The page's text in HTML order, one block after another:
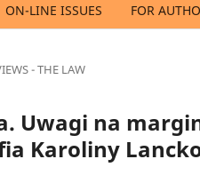
ON-LINE ISSUES FOR
- THE LAW
Uwagi na
Karoliny